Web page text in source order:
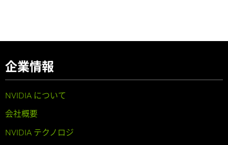
企業情報
NVIDIA について
会社概要
NVIDIA テクノロジ